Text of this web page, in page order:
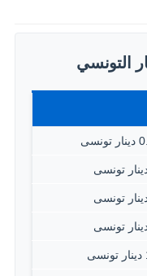
التونسي